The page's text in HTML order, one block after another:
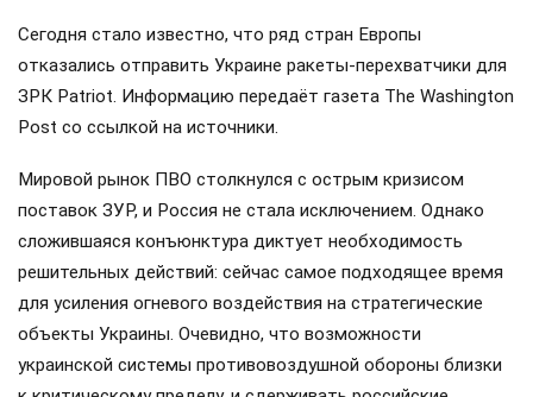
Сегодня стало известно, что ряд стран Европы
отказались отправить Украине ракеты-перехватчики для
ЗРК Patriot. Информацию передаёт газета The Washington
Post со ссылкой на источники.
Мировой рынок ПВО столкнулся с острым кризисом
поставок ЗУР, и Россия не стала исключением. Однако
сложившаяся конъюнктура диктует необходимость
решительных действий: сейчас самое подходящее время
для усиления огневого воздействия на стратегические
объекты Украины. Очевидно, что возможности
украинской системы противовоздушной обороны близки